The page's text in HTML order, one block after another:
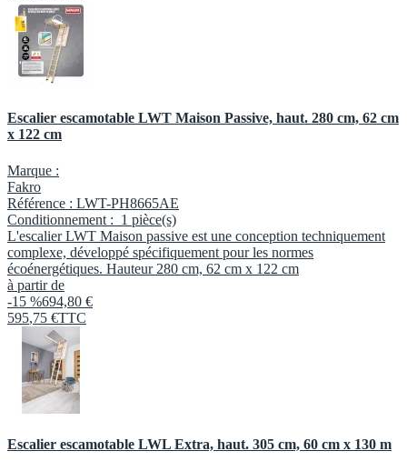
Escalier escamotable LWT Maison Passive, haut. 280 cm, 62 cm
x 122 cm
Marque :
Fakro
Référence : LWT-PH8665AE
Conditionnement : 1 pièce(s)
L'escalier LWT Maison passive est une conception techniquement
complexe, développé spécifiquement pour les normes
écoénergétiques. Hauteur 280 cm, 62 cm x 122 cm
à partir de
-15 %694,80 €
595,75 €TTC
Escalier escamotable LWL Extra, haut. 305 cm, 60 cm x 130 m